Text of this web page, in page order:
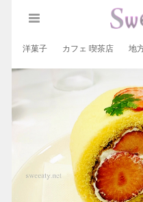
洋菓子 カフェ 喫茶店 地